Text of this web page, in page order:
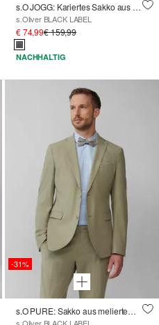
s.O JOGG: Kariertes Sakko aus Stretch-Jersey
s.Oliver BLACK LABEL
€ 74,99€ 159,99
NACHHALTIG
-31%
s.O PURE: Sakko aus meliertem Stretch-Fabric